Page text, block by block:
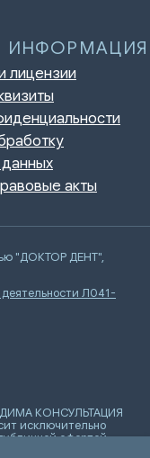
"ДОКТОР ДЕНТ",
Л041-
КОНСУЛЬТАЦИЯ
исключительно
офертой,